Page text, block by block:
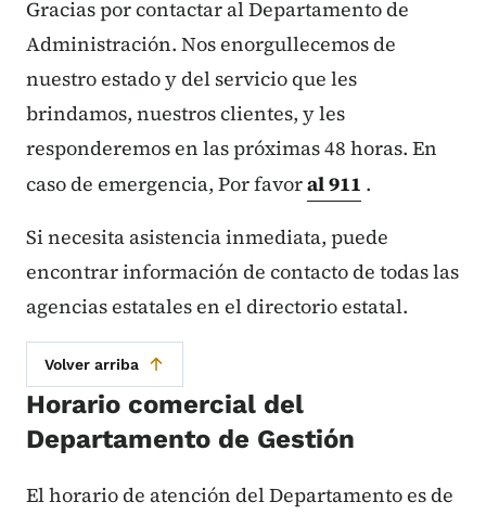
Gracias por contactar al Departamento de
Administración. Nos enorgullecemos de
nuestro estado y del servicio que les
brindamos, nuestros clientes, y les
responderemos en las próximas 48 horas. En
caso de emergencia, Por favoral 911 .
Si necesita asistencia inmediata, puede
encontrar información de contacto de todas las
agencias estatales en el directorio estatal.
Volver arriba
Horario comercial del
Departamento de Gestión
El horario de atención del Departamento es de